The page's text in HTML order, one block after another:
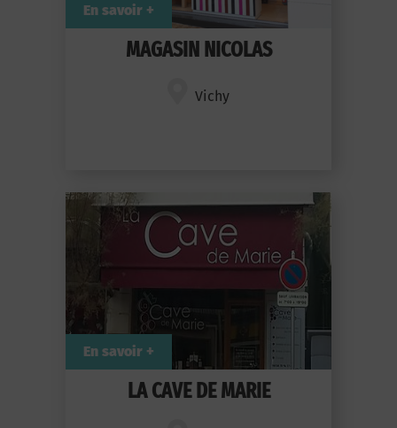
MAGASIN NICOLAS
Vichy
En savoir +
LA CAVE DE MARIE
En savoir +